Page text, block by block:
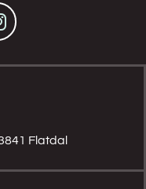
Flatdal